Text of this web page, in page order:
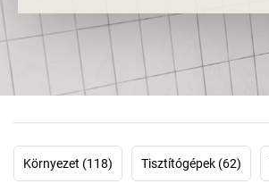
Környezet (118) Tisztítógépek (62)